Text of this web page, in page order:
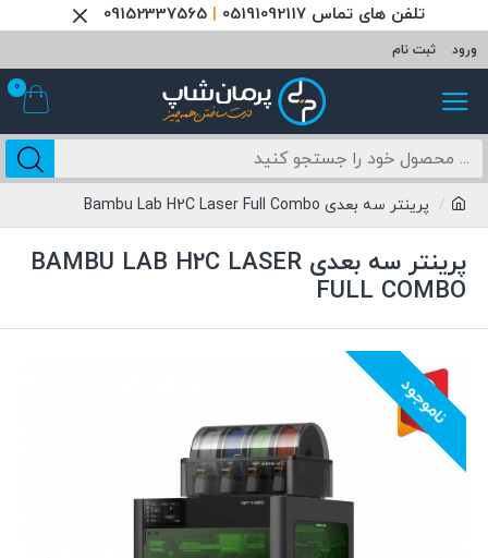
تلفن های تماس 05191092117 09152337565
ورود ثبت نام
0
پرینتر سه بعدی Bambu Lab H2C Laser Full Combo
پرینتر سه بعدی BAMBU LAB H2C LASER
FULL COMBO
ناموجود